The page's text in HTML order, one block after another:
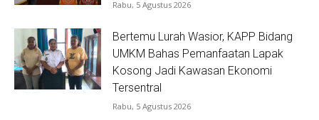
Rabu, 5 Agustus 2026
Bertemu Lurah Wasior, KAPP Bidang
UMKM Bahas Pemanfaatan Lapak
Kosong Jadi Kawasan Ekonomi
Tersentral
Rabu, 5 Agustus 2026